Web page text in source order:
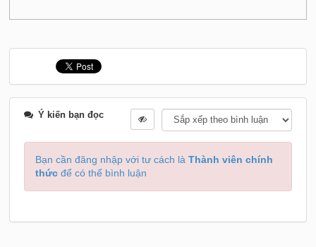
Ý kiến bạn đọc
Bạn cần đăng nhập với tư cách là Thành viên chính
thức để có thể bình luận